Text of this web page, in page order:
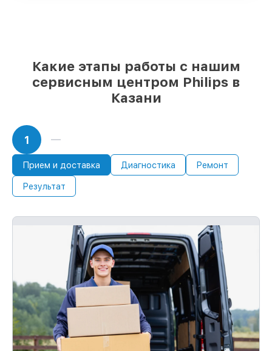
Какие этапы работы с нашим
сервисным центром Philips в
Казани
1
Прием и доставка Диагностика Ремонт
Результат